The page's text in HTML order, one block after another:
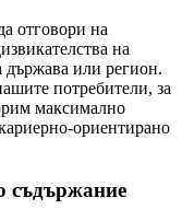
отговори на
на
държава или регион.
потребители, за
максимално
ориентирано
съдържание